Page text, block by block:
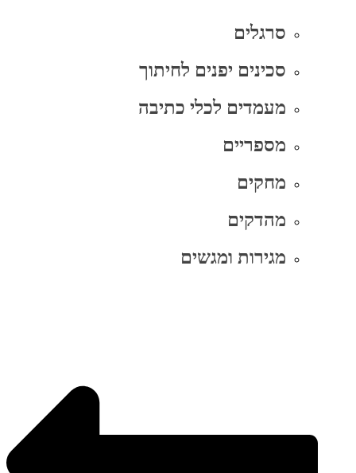
סרגלים
סכינים יפנים לחיתוך
מעמדים לכלי כתיבה
מספריים
מחקים
מהדקים
מגירות ומגשים